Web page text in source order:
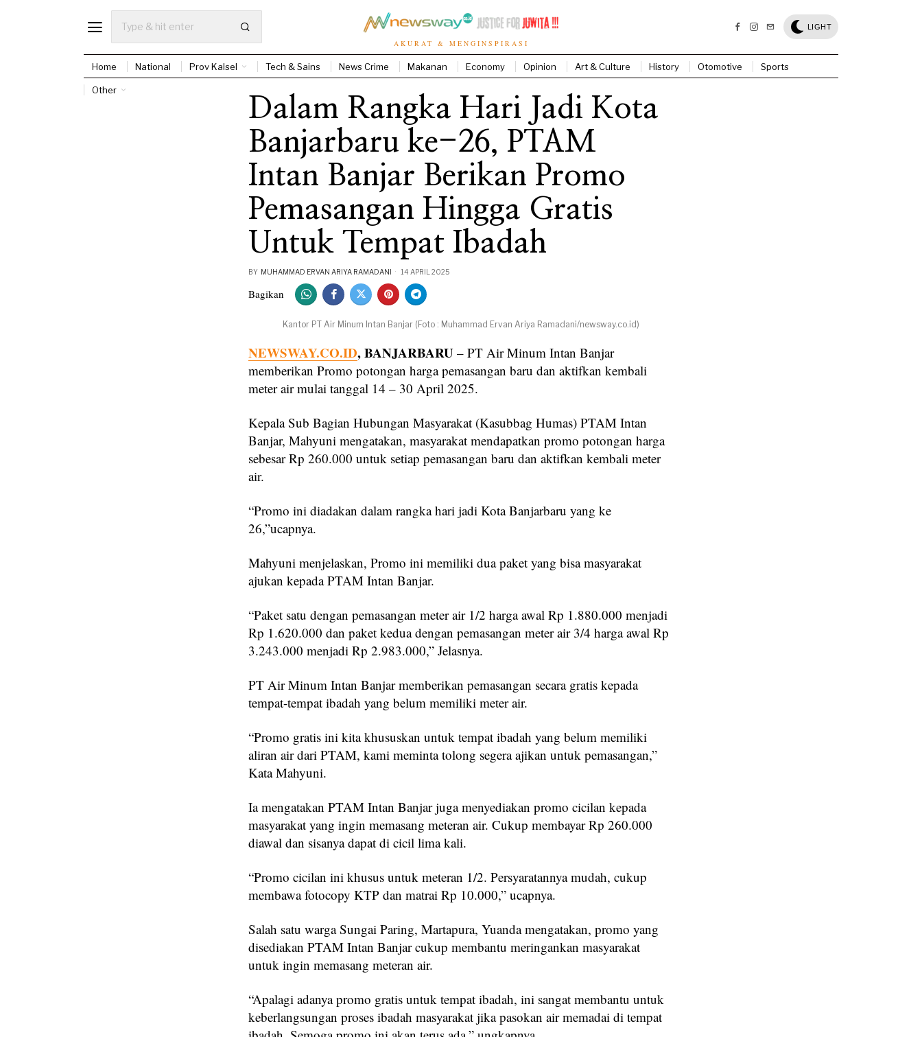
AKURAT & MENGINSPIRASI
LIGHT
Home National Prov Kalsel Tech & Sains News Crime Makanan Economy Opinion Art & Culture History Otomotive Sports
Other
Dalam Rangka Hari Jadi Kota
Banjarbaru ke-26, PTAM
Intan Banjar Berikan Promo
Pemasangan Hingga Gratis
Untuk Tempat Ibadah
BY MUHAMMAD ERVAN ARIYA RAMADANI 14 APRIL 2025
Bagikan
Kantor PT Air Minum Intan Banjar (Foto : Muhammad Ervan Ariya Ramadani/newsway.co.id)
NEWSWAY.CO.ID, BANJARBARU – PT Air Minum Intan Banjar
memberikan Promo potongan harga pemasangan baru dan aktifkan kembali
meter air mulai tanggal 14 – 30 April 2025.
Kepala Sub Bagian Hubungan Masyarakat (Kasubbag Humas) PTAM Intan
Banjar, Mahyuni mengatakan, masyarakat mendapatkan promo potongan harga
sebesar Rp 260.000 untuk setiap pemasangan baru dan aktifkan kembali meter
air.
“Promo ini diadakan dalam rangka hari jadi Kota Banjarbaru yang ke
26,”ucapnya.
Mahyuni menjelaskan, Promo ini memiliki dua paket yang bisa masyarakat
ajukan kepada PTAM Intan Banjar.
“Paket satu dengan pemasangan meter air 1/2 harga awal Rp 1.880.000 menjadi
Rp 1.620.000 dan paket kedua dengan pemasangan meter air 3/4 harga awal Rp
3.243.000 menjadi Rp 2.983.000,” Jelasnya.
PT Air Minum Intan Banjar memberikan pemasangan secara gratis kepada
tempat-tempat ibadah yang belum memiliki meter air.
“Promo gratis ini kita khususkan untuk tempat ibadah yang belum memiliki
aliran air dari PTAM, kami meminta tolong segera ajikan untuk pemasangan,”
Kata Mahyuni.
Ia mengatakan PTAM Intan Banjar juga menyediakan promo cicilan kepada
masyarakat yang ingin memasang meteran air. Cukup membayar Rp 260.000
diawal dan sisanya dapat di cicil lima kali.
“Promo cicilan ini khusus untuk meteran 1/2. Persyaratannya mudah, cukup
membawa fotocopy KTP dan matrai Rp 10.000,” ucapnya.
Salah satu warga Sungai Paring, Martapura, Yuanda mengatakan, promo yang
disediakan PTAM Intan Banjar cukup membantu meringankan masyarakat
untuk ingin memasang meteran air.
“Apalagi adanya promo gratis untuk tempat ibadah, ini sangat membantu untuk
keberlangsungan proses ibadah masyarakat jika pasokan air memadai di tempat